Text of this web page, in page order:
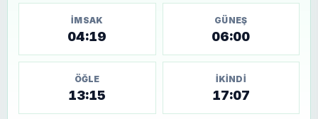
İMSAK
04:19
GÜNEŞ
06:00
ÖĞLE
13:15
İKINDI
17:07